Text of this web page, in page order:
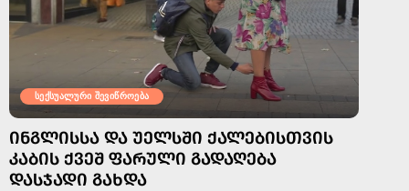
სექსუალური შევიწროება
ᲘᲜᲒᲚᲘᲡᲡᲐ ᲓᲐ ᲣᲔᲚᲡᲨᲘ ᲥᲐᲚᲔᲑᲘᲡᲗᲕᲘᲡ
ᲙᲐᲑᲘᲡ ᲥᲕᲔᲨ ᲤᲐᲠᲣᲚᲘ ᲒᲐᲓᲐᲦᲔᲑᲐ
ᲓᲐᲡᲯᲐᲓᲘ ᲒᲐᲮᲓᲐ